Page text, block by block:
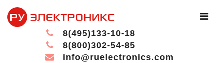
8(495)133-10-18
8(800)302-54-85
info@ruelectronics.com